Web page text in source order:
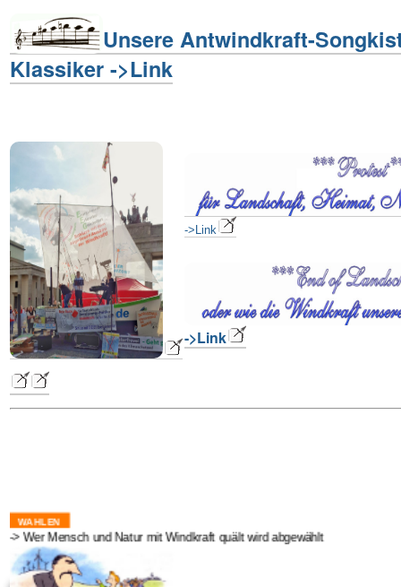
Unsere Antwindkraft-
Klassiker ->Link
->Link
->Link
-> Wer Mensch und Natur mit Windkraft quält wird abgewählt